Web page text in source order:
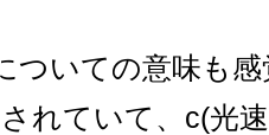
ついての意味も
れていて、c(光